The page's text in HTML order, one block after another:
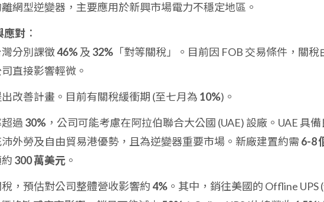
網型逆變器，主要應用於新興市場電力不穩定地區。
應對 ：
分別課徵46%及 32% 「對等關稅」。目前因 FOB 交易條件，關稅
直接影響輕微。
改善計畫。目前有關稅緩衝期 (至七月為 10%)。
過 30% ，公司可能考慮在阿拉伯聯合大公國 (UAE) 設廠。UAE 具備
外勞及自由貿易港優勢，且為逆變器重要市場。新廠建置約需 6-8
300 萬美元 。
，預估對公司整體營收影響約4% 。其中，銷往美國的 Offline UPS